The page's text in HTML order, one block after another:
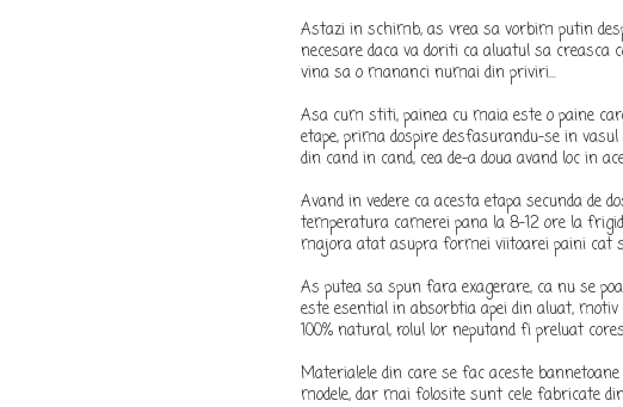
Astazi in schimb, as vrea sa vorbim putin
necesare daca va doriti ca aluatul sa
vina sa o mananci numai din priviri...
Asa cum stiti, painea cu maia este o paine
etape, prima dospire desfasurandu-se in
din cand in cand, cea de-a doua avand loc in
Avand in vedere ca acesta etapa secunda de
temperatura camerei pana la 8-12 ore la
majora atat asupra formei viitoarei paini cat
As putea sa spun fara exagerare, ca nu se
este esential in absorbtia apei din aluat,
100% natural, rolul lor neputand fi preluat
Materialele din care se fac aceste
modele, dar mai folosite sunt cele fabricate